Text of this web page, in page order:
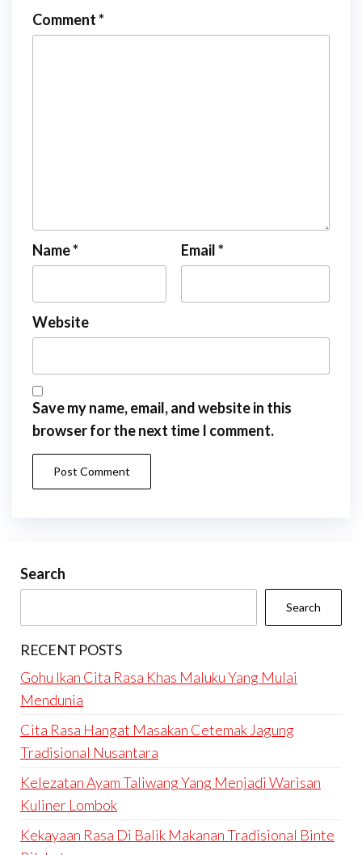
Comment*
Name* Email*
Website
Save my name, email, and website in this
browser for the next time I comment.
Search
Search
RECENT POSTS
Gohu Ikan Cita Rasa Khas Maluku Yang Mulai
Mendunia
Cita Rasa Hangat Masakan Cetemak Jagung
Tradisional Nusantara
Kelezatan Ayam Taliwang Yang Menjadi Warisan
Kuliner Lombok
Kekayaan Rasa Di Balik Makanan Tradisional Binte